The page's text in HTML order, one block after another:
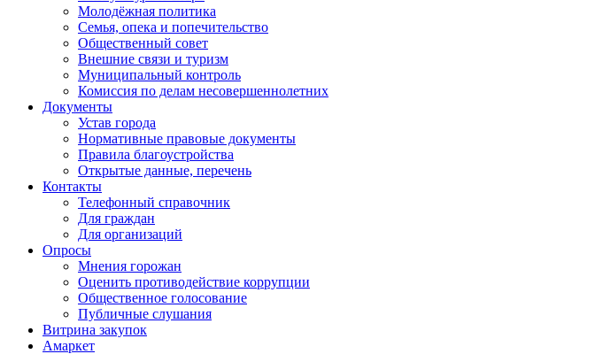
Молодёжная политика
Семья, опека и попечительство
Общественный совет
Внешние связи и туризм
Муниципальный контроль
Комиссия по делам несовершеннолетних
Документы
Устав города
Нормативные правовые документы
Правила благоустройства
Открытые данные, перечень
Контакты
Телефонный справочник
Для граждан
Для организаций
Опросы
Мнения горожан
Оценить противодействие коррупции
Общественное голосование
Публичные слушания
Витрина закупок
Амаркет